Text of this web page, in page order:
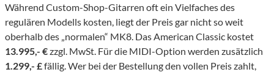
Während Custom-Shop-Gitarren oft ein Vielfaches des
regulären Modells kosten, liegt der Preis gar nicht so weit
oberhalb des „normalen“ MK8. Das American Classic kostet
13.995,- €zzgl. MwSt. Für die MIDI-Option werden zusätzlich
1.299,- £fällig. Wer bei der Bestellung den vollen Preis zahlt,